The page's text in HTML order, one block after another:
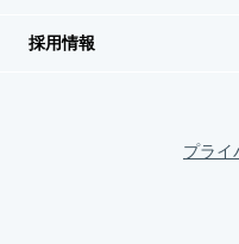
採用情報
プライ